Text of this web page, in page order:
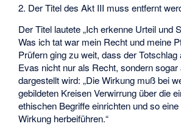
2. Der Titel des Akt III muss entfernt
Der Titel lautete „Ich erkenne Urteil und
Was ich tat war mein Recht und meine
Prüfern ging zu weit, dass der Totschlag
Evas nicht nur als Recht, sondern
dargestellt wird: „Die Wirkung muß bei
gebildeten Kreisen Verwirrung über die
ethischen Begriffe einrichten und so
Wirkung herbeiführen.“